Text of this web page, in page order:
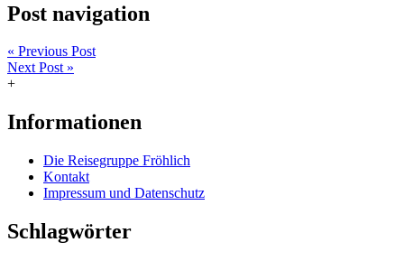
Post navigation
« Previous Post
Next Post »
+
Informationen
Die Reisegruppe Fröhlich
Kontakt
Impressum und Datenschutz
Schlagwörter